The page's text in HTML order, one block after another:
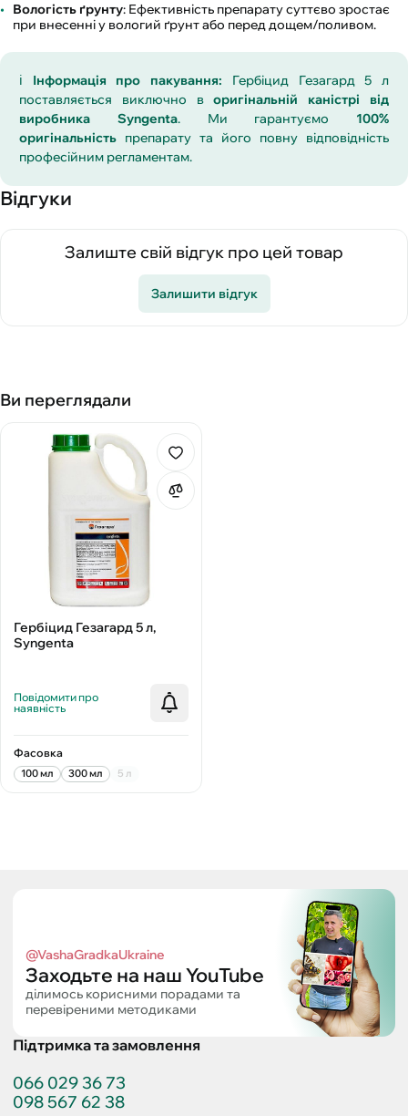
Вологість ґрунту: Ефективність препарату суттєво зростає
при внесенні у вологий ґрунт або перед дощем/поливом.
ℹ️ Інформація про пакування: Гербіцид Гезагард 5 л
поставляється виключно воригінальній каністрі від
виробника Syngenta. Ми гарантуємо 100%
оригінальність препарату та його повну відповідність
професійним регламентам.
Відгуки
Залиште свій відгук про цей товар
Залишити відгук
Ви переглядали
Гербіцид Гезагард 5 л,
Syngenta
Повідомити про
наявність
Фасовка
100 мл 300 мл 5 л
@VashaGradkaUkraine
Заходьте на наш YouTube
ділимось корисними порадами та
перевіреними методиками
Підтримка та замовлення
066 029 36 73
098 567 62 38